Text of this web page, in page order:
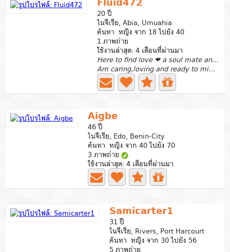
20 ปี
ไนจีเรีย, Abia, Umuahia
ค้นหา หญิง จาก 18 ไปยัง 40
1 ภาพถ่าย
ใช้งานล่าสุด: 4 เดือนที่ผ่านมา
Here to find love ❤ a soul mate and a partner.
Am caring,loving and ready to mingle. I help the needy...
Aigbe
46 ปี
ไนจีเรีย, Edo, Benin-City
ค้นหา หญิง จาก 40 ไปยัง 70
3 ภาพถ่าย
ใช้งานล่าสุด: 4 เดือนที่ผ่านมา
Samicarter1
31 ปี
ไนจีเรีย, Rivers, Port Harcourt
ค้นหา หญิง จาก 30 ไปยัง 56
5 ภาพถ่าย